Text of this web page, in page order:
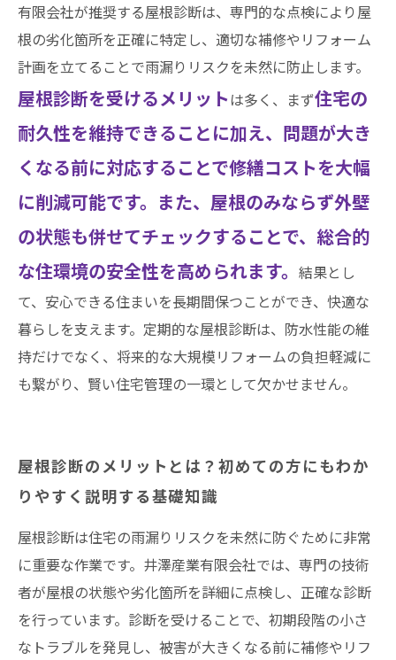
有限会社が推奨する屋根診断は、専門的な点検により屋
根の劣化箇所を正確に特定し、適切な補修やリフォーム
計画を立てることで雨漏りリスクを未然に防止します。
屋根診断を受けるメリットは多く、まず住宅の
耐久性を維持できることに加え、問題が大き
くなる前に対応することで修繕コストを大幅
に削減可能です。また、屋根のみならず外壁
の状態も併せてチェックすることで、総合的
な住環境の安全性を高められます。 結果とし
て、安心できる住まいを長期間保つことができ、快適な
暮らしを支えます。定期的な屋根診断は、防水性能の維
持だけでなく、将来的な大規模リフォームの負担軽減に
も繋がり、賢い住宅管理の一環として欠かせません。
屋根診断のメリットとは？初めての方にもわか
りやすく説明する基礎知識
屋根診断は住宅の雨漏りリスクを未然に防ぐために非常
に重要な作業です。井澤産業有限会社では、専門の技術
者が屋根の状態や劣化箇所を詳細に点検し、正確な診断
を行っています。診断を受けることで、初期段階の小さ
なトラブルを発見し、被害が大きくなる前に補修やリフ